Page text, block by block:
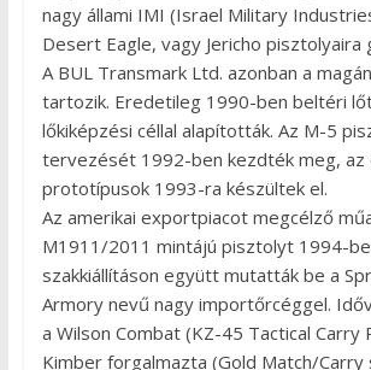
nagy állami IMI (Israel Military
Desert Eagle, vagy Jericho pisztolyaira
A BUL Transmark Ltd. azonban a
tartozik. Eredetileg 1990-ben beltéri
lőkiképzési céllal alapították. Az M-5
tervezését 1992-ben kezdték meg, az
prototípusok 1993-ra készültek el.
Az amerikai exportpiacot megcélző
M1911/2011 mintájú pisztolyt 1994-
szakkiállításon együtt mutatták be a
Armory nevű nagy importőrcéggel.
a Wilson Combat (KZ-45 Tactical Carry
Kimber forgalmazta (Gold Match/Carry